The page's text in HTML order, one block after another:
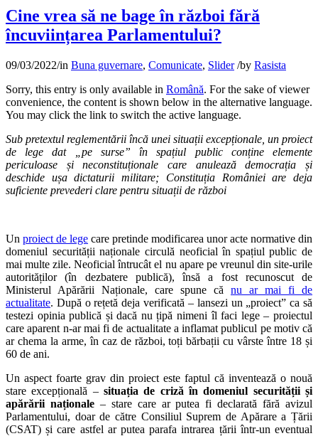
Cine vrea să ne bage în război fără
încuviințarea Parlamentului?
09/03/2022/in Buna guvernare, Comunicate, Slider /by Rasista
Sorry, this entry is only available in Română. For the sake of viewer
convenience, the content is shown below in the alternative language.
You may click the link to switch the active language.
Sub pretextul reglementării încă unei situații excepționale, un proiect
de lege dat „pe surse” în spațiul public conține elemente
periculoase și neconstituționale care anulează democrația și
deschide ușa dictaturii militare; Constituția României are deja
suficiente prevederi clare pentru situații de război
Un proiect de lege care pretinde modificarea unor acte normative din
domeniul securității naționale circulă neoficial în spațiul public de
mai multe zile. Neoficial întrucât el nu apare pe vreunul din site-urile
autorităților (în dezbatere publică), însă a fost recunoscut de
Ministerul Apărării Naționale, care spune că nu ar mai fi de
actualitate. După o rețetă deja verificată – lansezi un „proiect” ca să
testezi opinia publică și dacă nu țipă nimeni îl faci lege – proiectul
care aparent n-ar mai fi de actualitate a inflamat publicul pe motiv că
ar chema la arme, în caz de război, toți bărbații cu vârste între 18 și
60 de ani.
Un aspect foarte grav din proiect este faptul că inventează o nouă
stare excepțională – situația de criză în domeniul securității și
apărării naționale– stare care ar putea fi declarată fără avizul
Parlamentului, doar de către Consiliul Suprem de Apărare a Țării
(CSAT) și care astfel ar putea parafa intrarea țării într-un eventual